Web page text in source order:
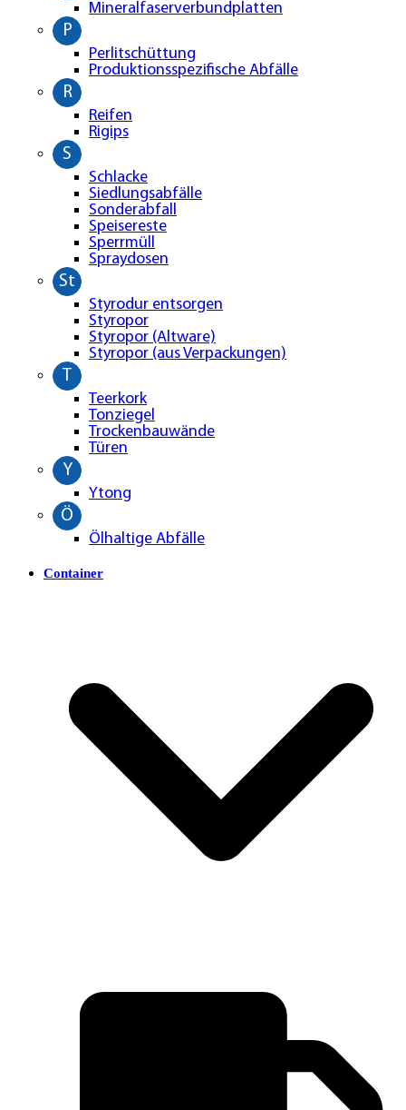
Mineralfaserverbundplatten
P
Perlitschüttung
Produktionsspezifische Abfälle
R
Reifen
Rigips
S
Schlacke
Siedlungsabfälle
Sonderabfall
Speisereste
Sperrmüll
Spraydosen
St
Styrodur entsorgen
Styropor
Styropor (Altware)
Styropor (aus Verpackungen)
T
Teerkork
Tonziegel
Trockenbauwände
Türen
Y
Ytong
Ö
Ölhaltige Abfälle
Container